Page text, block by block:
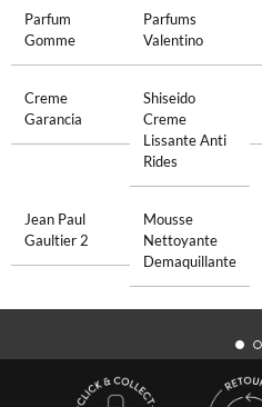
Parfum
Gomme
Parfums
Valentino
Creme
Garancia
Shiseido
Creme
Lissante Anti
Rides
Jean Paul
Gaultier 2
Mousse
Nettoyante
Demaquillante